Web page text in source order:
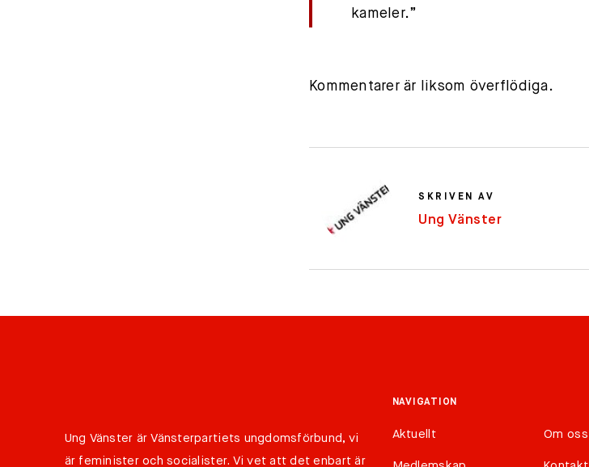
kameler.”
Kommentarer är liksom överflödiga.
SKRIVEN AV
Ung Vänster
Ung Vänster är Vänsterpartiets ungdomsförbund, vi
är feminister och socialister. Vi vet att det enbart är
NAVIGATION
Aktuellt Om oss